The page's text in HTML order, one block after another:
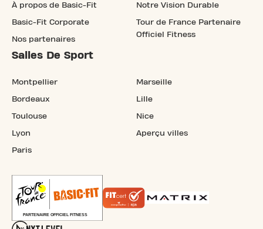
À propos de Basic-Fit
Basic-Fit Corporate
Nos partenaires
Notre Vision Durable
Tour de France Partenaire
Officiel Fitness
Salles De Sport
Montpellier
Bordeaux
Toulouse
Lyon
Paris
Marseille
Lille
Nice
Aperçu villes